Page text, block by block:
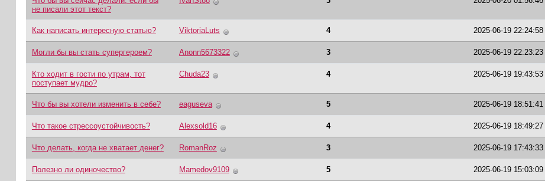
не писали этот текст?
Как написать интересную статью? ViktoriaLuts 4 2025-06-19 22:24:58
Могли бы вы стать супергероем? Anonn5673322 3 2025-06-19 22:23:23
Кто ходит в гости по утрам, тот
поступает мудро?
Chuda23 4 2025-06-19 19:43:53
Что бы вы хотели изменить в себе? eaguseva 5 2025-06-19 18:51:41
Что такое стрессоустойчивость? Alexsold16 4 2025-06-19 18:49:27
Что делать, когда не хватает денег? RomanRoz 3 2025-06-19 17:43:33
Полезно ли одиночество? Mamedov9109 5 2025-06-19 15:03:09